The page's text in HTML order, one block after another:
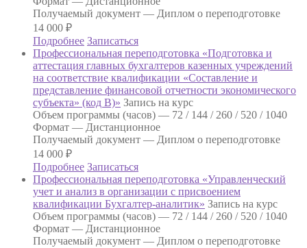
Получаемый документ — Диплом о переподготовке
14 000 ₽
Подробнее Записаться
Профессиональная переподготовка «Подготовка и
аттестация главных бухгалтеров казенных учреждений
на соответствие квалификации «Составление и
представление финансовой отчетности экономического
субъекта» (код В)» Запись на курс
Объем программы (часов) — 72 / 144 / 260 / 520 / 1040
Формат — Дистанционное
Получаемый документ — Диплом о переподготовке
14 000 ₽
Подробнее Записаться
Профессиональная переподготовка «Управленческий
учет и анализ в организации с присвоением
квалификации Бухгалтер-аналитик» Запись на курс
Объем программы (часов) — 72 / 144 / 260 / 520 / 1040
Формат — Дистанционное
Получаемый документ — Диплом о переподготовке